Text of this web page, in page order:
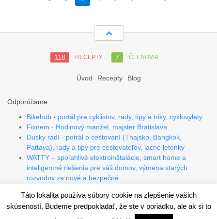
118 RECEPTY 7 ČLENOVIA
Úvod Recepty Blog
Odporúčame:
Bikehub - portál pre cyklistov, rady, tipy a triky, cyklovýlety
Fixnem - Hodinový manžel, majster Bratislava
Dusky radí - potrál o cestovaní (Thajsko, Bangkok,
Pattaya), rady a tipy pre cestovateľov, lacné letenky
WATTY – spoľahlivé elektroinštalácie, smart home a
inteligentné riešenia pre váš domov, výmena starých
rozvodov za nové a bezpečné.
Táto lokalita používa súbory cookie na zlepšenie vašich
skúseností. Budeme predpokladať, že ste v poriadku, ale ak si to